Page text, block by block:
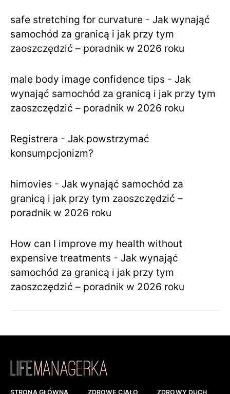
safe stretching for curvature - Jak wynająć
samochód za granicą i jak przy tym
zaoszczędzić – poradnik w 2026 roku
male body image confidence tips - Jak
wynająć samochód za granicą i jak przy tym
zaoszczędzić – poradnik w 2026 roku
Registrera - Jak powstrzymać
konsumpcjonizm?
himovies - Jak wynająć samochód za
granicą i jak przy tym zaoszczędzić –
poradnik w 2026 roku
How can I improve my health without
expensive treatments - Jak wynająć
samochód za granicą i jak przy tym
zaoszczędzić – poradnik w 2026 roku
STRONA GŁÓWNA ZDROWE CIAŁO ZDROWY DUCH